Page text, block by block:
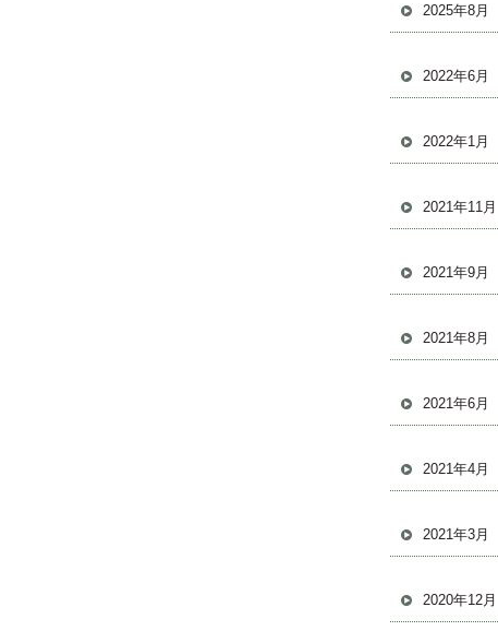
2025年8月
2022年6月
2022年1月
2021年11月
2021年9月
2021年8月
2021年6月
2021年4月
2021年3月
2020年12月